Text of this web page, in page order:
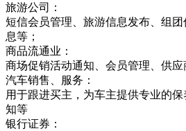
旅游公司：
短信会员管理、旅游信息发布、组
息等；
商品流通业：
商场促销活动通知、会员管理、供应
汽车销售、服务：
用于跟进买主，为车主提供专业的
知等
银行证券：